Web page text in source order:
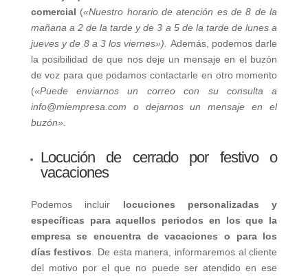
comercial («Nuestro horario de atención es de 8 de la
mañana a 2 de la tarde y de 3 a 5 de la tarde de lunes a
jueves y de 8 a 3 los viernes»). Además, podemos darle
la posibilidad de que nos deje un mensaje en el buzón
de voz para que podamos contactarle en otro momento
(«Puede enviarnos un correo con su consulta a
info@miempresa.com o dejarnos un mensaje en el
buzón».
Locución de cerrado por festivo o
vacaciones
Podemos incluir locuciones personalizadas y
específicas para aquellos periodos en los que la
empresa se encuentra de vacaciones o para los
días festivos . De esta manera, informaremos al cliente
del motivo por el que no puede ser atendido en ese